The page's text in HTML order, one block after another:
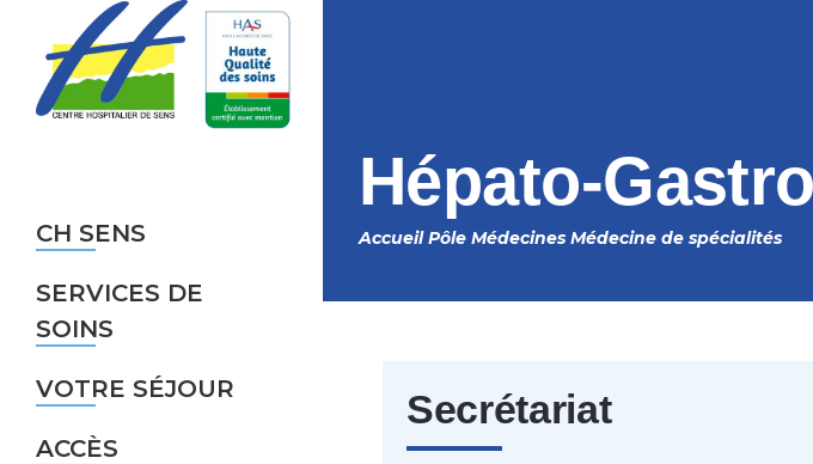
Aller au contenu principal
CH SENS
SERVICES DE
SOINS
VOTRE SÉJOUR
ACCÈS
Hépato-
Fil
d'Ariane
Accueil Pôle Médecines Médecine de spécialités
Secrétariat